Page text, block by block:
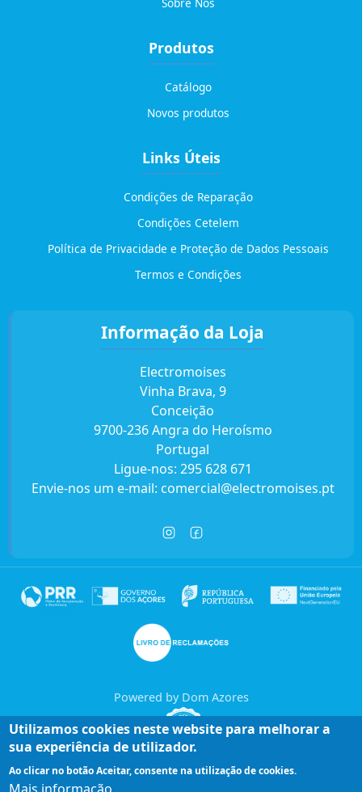
Sobre Nós
Produtos
Catálogo
Novos produtos
Links Úteis
Condições de Reparação
Condições Cetelem
Política de Privacidade e Proteção de Dados Pessoais
Termos e Condições
Informação da Loja
Electromoises
Vinha Brava, 9
Conceição
9700-236 Angra do Heroísmo
Portugal
Ligue-nos: 295 628 671
Envie-nos um e-mail: comercial@electromoises.pt
Powered by Dom Azores
Utilizamos cookies neste website para melhorar a
sua experiência de utilizador.
Ao clicar no botão Aceitar, consente na utilização de cookies.